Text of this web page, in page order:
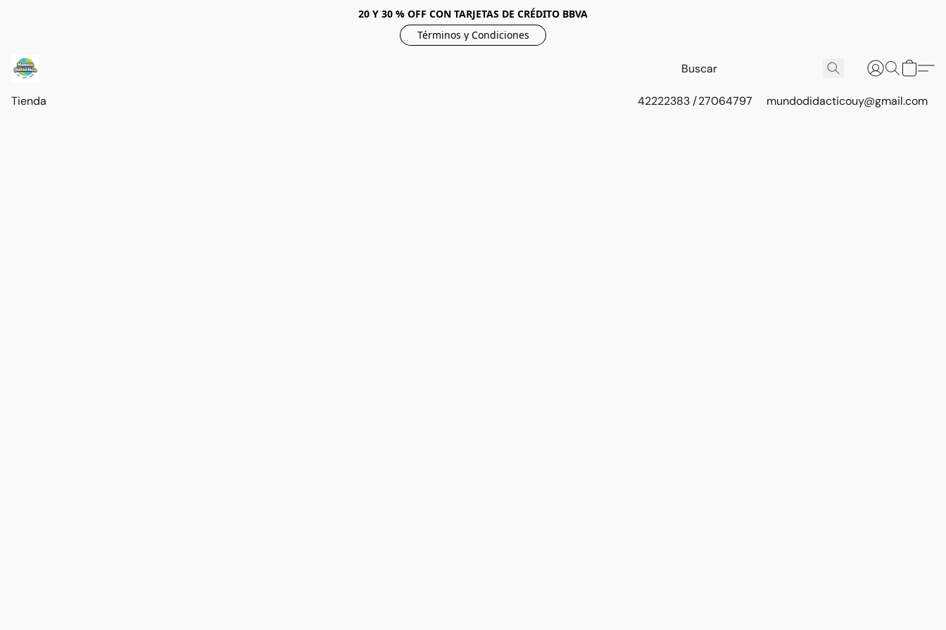
20 Y 30 % OFF CON TARJETAS DE CRÉDITO BBVA
Términos y Condiciones
Tienda 42222383 / 27064797 mundodidacticouy@gmail.com